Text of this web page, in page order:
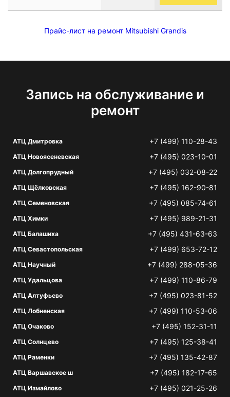
Прайс-лист на ремонт Mitsubishi Grandis
Запись на обслуживание и
ремонт
АТЦ Дмитровка +7 (499) 110-28-43
АТЦ Новоясеневская +7 (495) 023-10-01
АТЦ Долгопрудный +7 (495) 032-08-22
АТЦ Щёлковская +7 (495) 162-90-81
АТЦ Семеновская +7 (495) 085-74-61
АТЦ Химки +7 (495) 989-21-31
АТЦ Балашиха +7 (495) 431-63-63
АТЦ Севастопольская +7 (499) 653-72-12
АТЦ Научный +7 (499) 288-05-36
АТЦ Удальцова +7 (499) 110-86-79
АТЦ Алтуфьево +7 (495) 023-81-52
АТЦ Лобненская +7 (499) 110-53-06
АТЦ Очаково +7 (495) 152-31-11
АТЦ Солнцево +7 (495) 125-38-41
АТЦ Раменки +7 (495) 135-42-87
АТЦ Варшавское ш +7 (495) 182-17-65
АТЦ Измайлово +7 (495) 021-25-26